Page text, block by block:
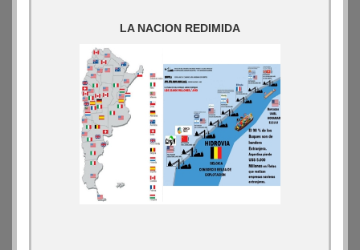
LA NACION REDIMIDA